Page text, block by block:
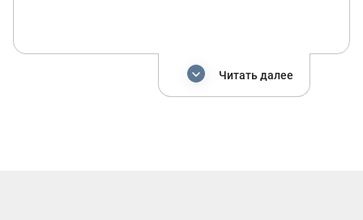
воспроизводить не только средние, но и
Читать далее